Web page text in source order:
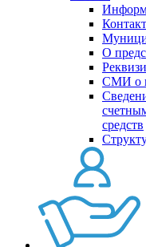
О
СМИ о
средств